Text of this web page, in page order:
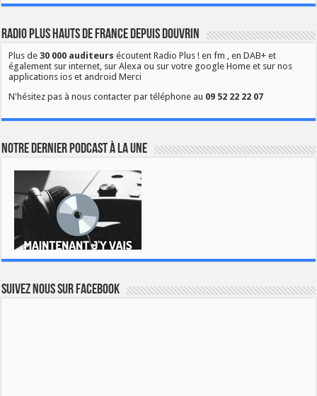
Radio Plus Hauts de France depuis Douvrin
Plus de30 000 auditeurs écoutent Radio Plus ! en fm , en DAB+ et
également sur internet, sur Alexa ou sur votre google Home et sur nos
applications ios et android Merci
N'hésitez pas à nous contacter par téléphone au 09 52 22 22 07
Notre dernier podcast à la une
Suivez nous sur Facebook